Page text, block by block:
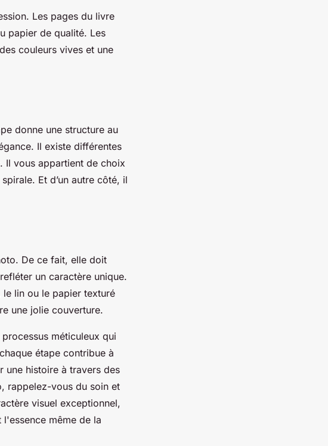
Les pages du livre
papier de qualité. Les
couleurs vives et une
donne une structure au
Il existe différentes
Il vous appartient de choix
Et d’un autre côté, il
De ce fait, elle doit
un caractère unique.
lin ou le papier texturé
une jolie couverture.
méticuleux qui
étape contribue à
une histoire à travers des
rappelez-vous du soin et
visuel exceptionnel,
même de la